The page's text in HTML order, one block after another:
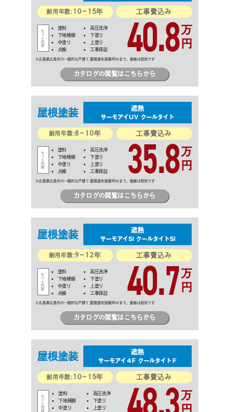
耐用年数: 10~15年 工事費込み
塗料
高圧洗浄
下地補修
下塗り
中塗り
上塗り
点検
工事保証 40.8万
円
カタログの閲覧はこちらから
屋根塗装 遮熱
サーモアイUV クールタイト
耐用年数:8~10年 工事費込み
塗料
高圧洗浄
下地補修
下塗り
中塗り
上塗り
点検
工事保証 35.8万
円
カタログの閲覧はこちらから
屋根塗装 遮熱
サーモアイSi クールタイトSi
耐用年数:9~12年 工事費込み
塗料
高圧洗浄
下地補修
下塗り
中塗り
上塗り
点検
工事保証 40.7万
円
カタログの閲覧はこちらから
屋根塗装 遮熱
サーモアイ４F クールタイトＦ
耐用年数: 10~15年 工事費込み
塗料
高圧洗浄
下地補修
下塗り
中塗り
上塗り
万
円